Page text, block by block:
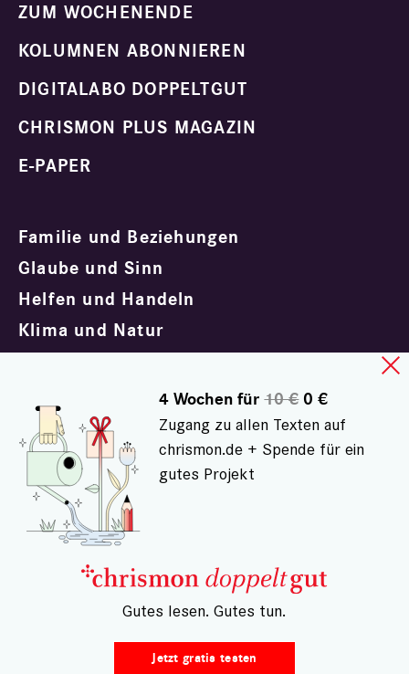
ZUM WOCHENENDE
KOLUMNEN ABONNIEREN
DIGITALABO DOPPELTGUT
CHRISMON PLUS MAGAZIN
E-PAPER
Familie und Beziehungen
Glaube und Sinn
Helfen und Handeln
Klima und Natur
Kultur und Unterhaltung
Politik und Gesellschaft
Trauern und Trösten
Impressum
Datenschutz
AGB doppeltgut
4 Wochen für10 €0 €
Zugang zu allen Texten auf
chrismon.de + Spende für ein
gutes Projekt
– Gutes lesen. Gutes tun.
Jetzt gratis testen